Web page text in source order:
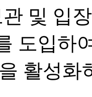
및 입
도입하
활성화